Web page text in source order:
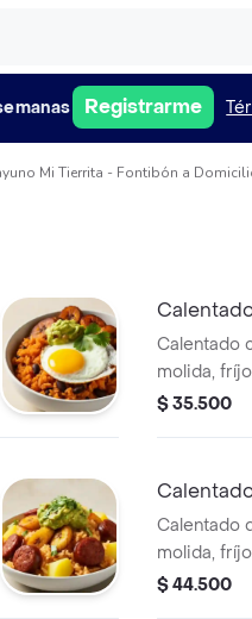
Registrarme
Mi Tierrita - Fontibón a
Calentado
molida,
cilantro.
$ 35.500
Calentado
molida,
cilantro.
$ 44.500